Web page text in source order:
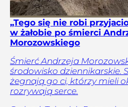
„Tego się nie robi
w żałobie po śmierci
Morozowskiego
Śmierć Andrzeja
środowisko dziennikarskie.
żegnają go ci, którzy mieli
rozrywają serce.